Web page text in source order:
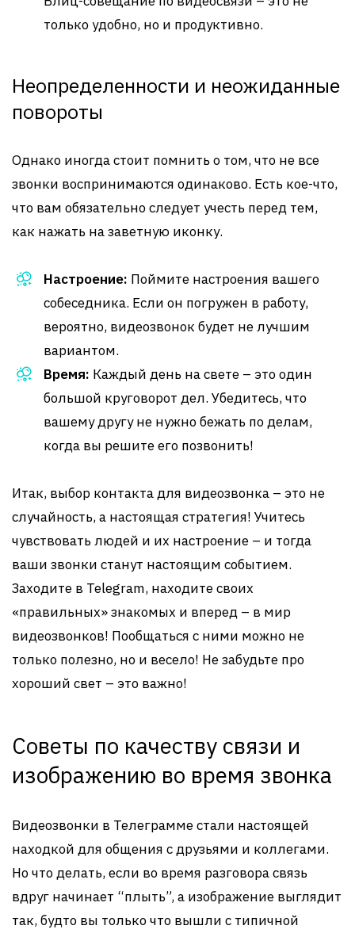
только удобно, но и продуктивно.
Неопределенности и неожиданные
повороты
Однако иногда стоит помнить о том, что не все
звонки воспринимаются одинаково. Есть кое-что,
что вам обязательно следует учесть перед тем,
как нажать на заветную иконку.
Настроение: Поймите настроения вашего
собеседника. Если он погружен в работу,
вероятно, видеозвонок будет не лучшим
вариантом.
Время: Каждый день на свете – это один
большой круговорот дел. Убедитесь, что
вашему другу не нужно бежать по делам,
когда вы решите его позвонить!
Итак, выбор контакта для видеозвонка – это не
случайность, а настоящая стратегия! Учитесь
чувствовать людей и их настроение – и тогда
ваши звонки станут настоящим событием.
Заходите в Telegram, находите своих
«правильных» знакомых и вперед – в мир
видеозвонков! Пообщаться с ними можно не
только полезно, но и весело! Не забудьте про
хороший свет – это важно!
Советы по качеству связи и
изображению во время звонка
Видеозвонки в Телеграмме стали настоящей
находкой для общения с друзьями и коллегами.
Но что делать, если во время разговора связь
вдруг начинает “плыть”, а изображение выглядит
так, будто вы только что вышли с типичной